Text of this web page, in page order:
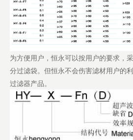
为方便用户，恒永可以按用户的要求，
分过滤袋。但恒永不会伤害滤材用户的
过滤器产品。